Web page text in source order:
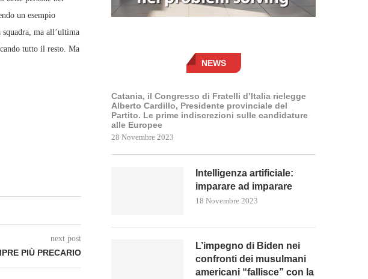
un esempio
ma all’ultima
tutto il resto. Ma
next post
PIÙ PRECARIO
NEWS
Catania, il Congresso di Fratelli d’Italia rielegge
Alberto Cardillo, Presidente provinciale del
Partito. Le prime indiscrezioni sulle candidature
alle Europee
28 Novembre 2023
Intelligenza artificiale:
imparare ad imparare
18 Novembre 2023
L’impegno di Biden nei
confronti dei musulmani
americani “fallisce” con la